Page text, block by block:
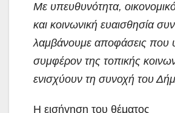
Με υπευθυνότητα,
και κοινωνική ευαισθησία
λαμβάνουμε αποφάσεις που
συμφέρον της τοπικής
ενισχύουν τη συνοχή του
Η εισήγηση του θέματος